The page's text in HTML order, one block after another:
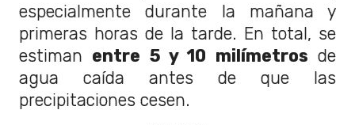
especialmente durante la mañana y
primeras horas de la tarde. En total, se
estiman entre 5 y 10 milímetros de
agua caída antes de que las
precipitaciones cesen.